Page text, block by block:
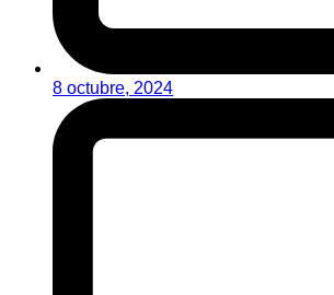
8 octubre, 2024